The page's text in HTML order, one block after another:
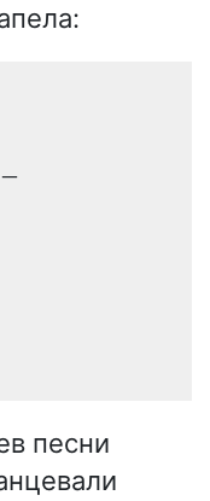
песни